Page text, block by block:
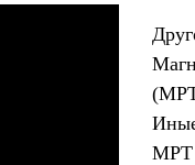
МРТ